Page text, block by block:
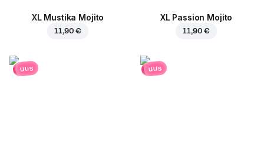
XL Mustika Mojito
11,90 €
XL Passion Mojito
11,90 €
uus uus